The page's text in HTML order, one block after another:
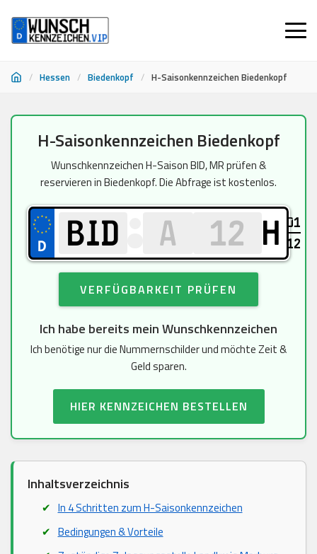
/ Hessen / Biedenkopf / H-Saisonkennzeichen Biedenkopf
H-Saisonkennzeichen Biedenkopf
Wunschkennzeichen H-Saison BID, MR prüfen &
reservieren in Biedenkopf. Die Abfrage ist kostenlos.
H
01
12
VERFÜGBARKEIT PRÜFEN
Ich habe bereits mein Wunschkennzeichen
Ich benötige nur die Nummernschilder und möchte Zeit &
Geld sparen.
HIER KENNZEICHEN BESTELLEN
Inhaltsverzeichnis
In 4 Schritten zum H-Saisonkennzeichen
Bedingungen & Vorteile